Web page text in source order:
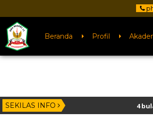
Beranda Profil
SEKILAS INFO 4 bulan yang lalu/